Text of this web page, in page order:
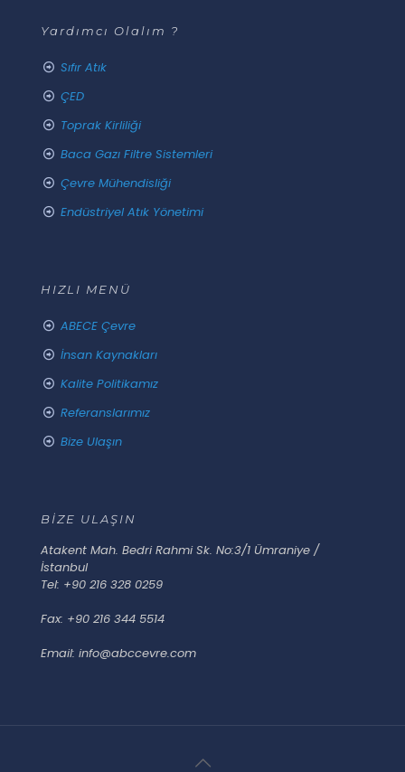
Yardımcı Olalım ?
Sıfır Atık
ÇED
Toprak Kirliliği
Baca Gazı Filtre Sistemleri
Çevre Mühendisliği
Endüstriyel Atık Yönetimi
HIZLI MENÜ
ABECE Çevre
İnsan Kaynakları
Kalite Politikamız
Referanslarımız
Bize Ulaşın
BİZE ULAŞIN
Atakent Mah. Bedri Rahmi Sk. No:3/1 Ümraniye /
İstanbul
Tel: +90 216 328 0259
Fax: +90 216 344 5514
Email: info@abccevre.com